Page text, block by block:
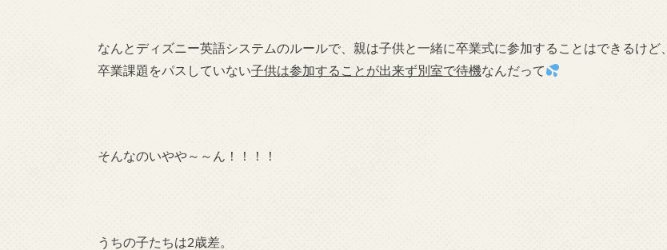
なんとディズニー英語システムのルールで、親は子供と一緒に卒業式に参加することはできるけど、
卒業課題をパスしていない子供は参加することが出来ず別室で待機なんだって
そんなのいやや～～ん！！！！
うちの子たちは2歳差。